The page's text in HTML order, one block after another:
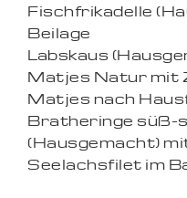
Fischfrikadelle
Beilage
Labskaus
Matjes Natur mit
Matjes nach
Bratheringe süß-
(Hausgemacht)
Seelachsfilet im